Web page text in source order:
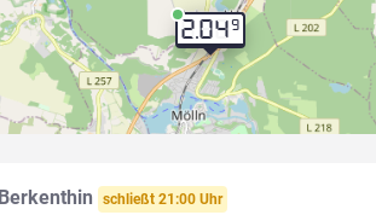
2.049
Berkenthin schließt 21:00 Uhr